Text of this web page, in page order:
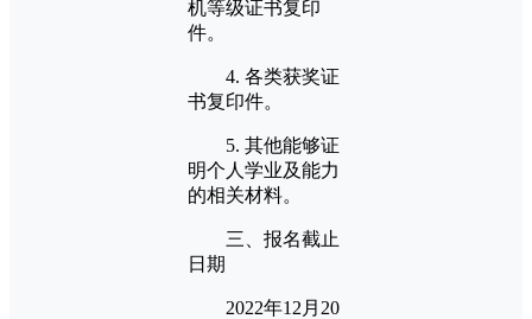
机等级证书复印
件。
4. 各类获奖证
书复印件。
5. 其他能够证
明个人学业及能力
的相关材料。
三、报名截止
日期
2022年12月20